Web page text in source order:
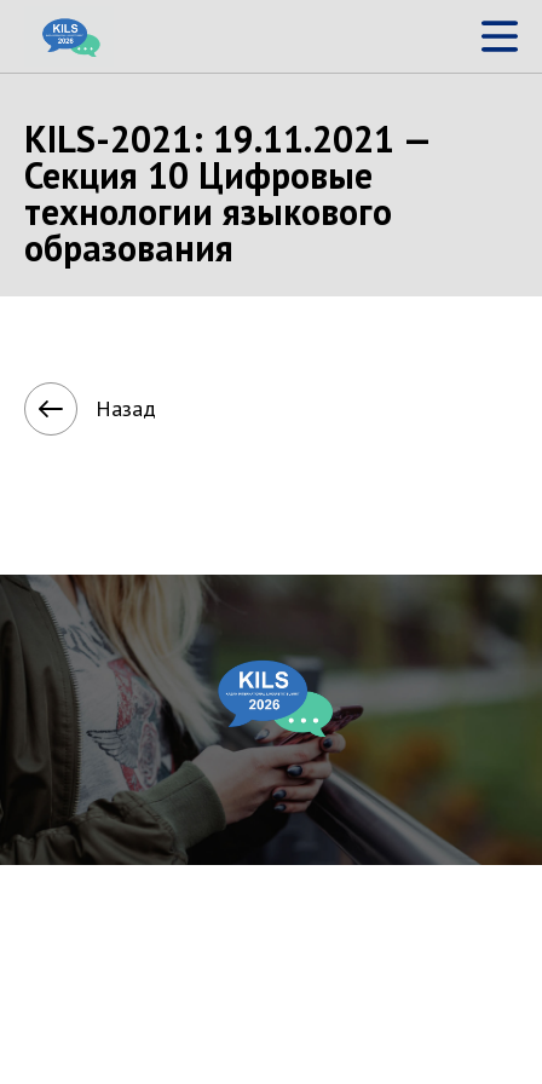
KILS-2021: 19.11.2021 —
Секция 10 Цифровые
технологии языкового
образования
Назад